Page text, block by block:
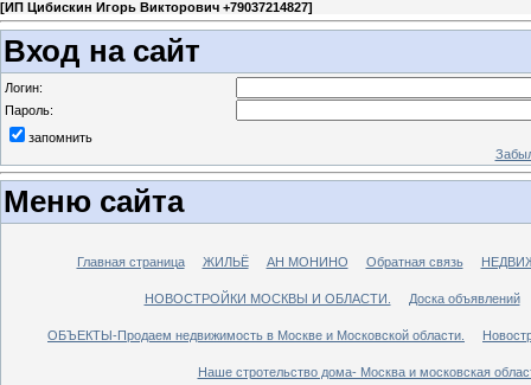
[ИП Цибискин Игорь Викторович +79037214827]
Вход на сайт
Логин:
Пароль:
запомнить
Меню сайта
Главная страница ЖИЛЬЁ АН МОНИНО Обратная связь
НОВОСТРОЙКИ МОСКВЫ И ОБЛАСТИ. Доска объявлений
ОБЪЕКТЫ-Продаем недвижимость в Москве и Московской области.
Наше стротельство дома- Москва и московская